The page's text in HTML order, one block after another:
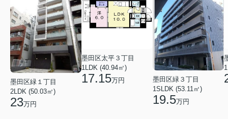
墨田区緑１丁目
2LDK (50.03㎡)
23万円
墨田区太平３丁目
1LDK (40.94㎡)
17.15万円
墨田区緑３丁目
1SLDK (53.11㎡)
19.5万円